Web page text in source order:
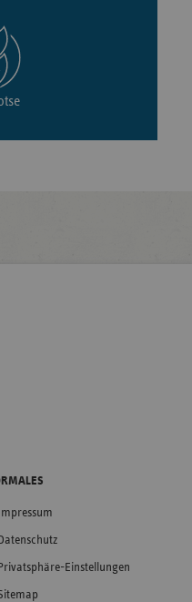
Impressum
Datenschutz
Privatsphäre-Einstellungen